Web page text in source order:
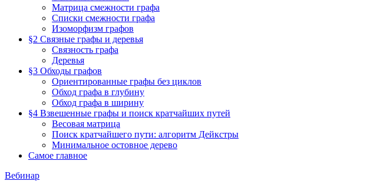
Матрица смежности графа
Списки смежности графа
Изоморфизм графов
§2 Связные графы и деревья
Связность графа
Деревья
§3 Обходы графов
Ориентированные графы без циклов
Обход графа в глубину
Обход графа в ширину
§4 Взвешенные графы и поиск кратчайших путей
Весовая матрица
Поиск кратчайшего пути: алгоритм Дейкстры
Минимальное остовное дерево
Самое главное
Вебинар